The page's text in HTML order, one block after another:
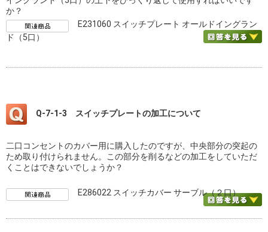
か？
E231060 スイッチプレート オールドイングラン
ド（5口）
Q-7-1-3 スイッチプレートの加工について
二口コンセントのカバー用に購入したのですが、中央部分の突起の
ため取り付けられません。この部分を削るなどの加工をしていただ
くことはできないでしょうか？
E286022 スイッチカバー サーブル（２口）